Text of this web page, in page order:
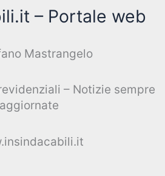
– Portale web
Mastrangelo
– Notizie sempre
aggiornate